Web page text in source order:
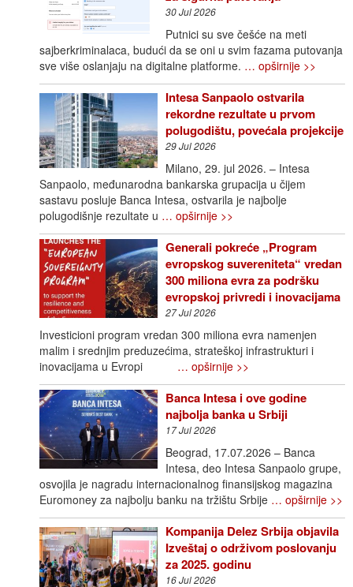
30 Jul 2026
Putnici su sve češće na meti
sajberkriminalaca, budući da se oni u svim fazama putovanja
sve više oslanjaju na digitalne platforme. … opširnije >>
Intesa Sanpaolo ostvarila
rekordne rezultate u prvom
polugodištu, povećala projekcije
29 Jul 2026
Milano, 29. jul 2026. – Intesa
Sanpaolo, međunarodna bankarska grupacija u čijem
sastavu posluje Banca Intesa, ostvarila je najbolje
polugodišnje rezultate u … opširnije >>
Generali pokreće „Program
evropskog suvereniteta“ vredan
300 miliona evra za podršku
evropskoj privredi i inovacijama
27 Jul 2026
Investicioni program vredan 300 miliona evra namenjen
malim i srednjim preduzećima, strateškoj infrastrukturi i
inovacijama u Evropi … opširnije >>
Banca Intesa i ove godine
najbolja banka u Srbiji
17 Jul 2026
Beograd, 17.07.2026 – Banca
Intesa, deo Intesa Sanpaolo grupe,
osvojila je nagradu internacionalnog finansijskog magazina
Euromoney za najbolju banku na tržištu Srbije … opširnije >>
Kompanija Delez Srbija objavila
Izveštaj o održivom poslovanju
za 2025. godinu
16 Jul 2026